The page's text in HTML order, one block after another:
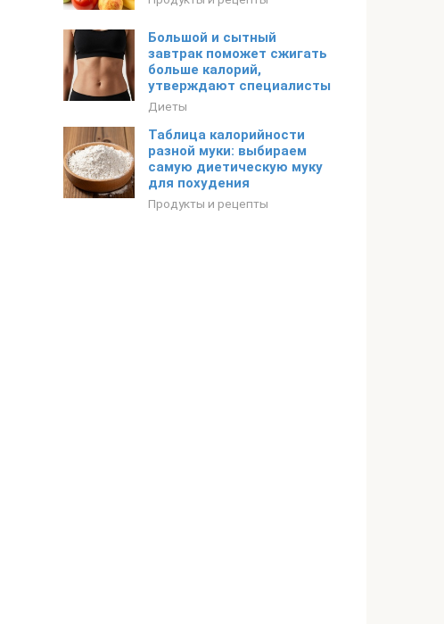
Большой и сытный
завтрак поможет сжигать
больше калорий,
утверждают специалисты
Диеты
Таблица калорийности
разной муки: выбираем
самую диетическую муку
для похудения
Продукты и рецепты